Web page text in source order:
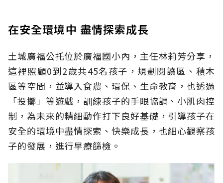
在安全環境中 盡情探索成長
土城廣福公托位於廣福國小內，主任林莉芳分享，
這裡照顧0到2歲共45名孩子，規劃閱讀區、積木
區等空間，並導入食農、環保、生命教育，也透過
「投擲」等遊戲，訓練孩子的手眼協調、小肌肉控
制，為未來的精細動作打下良好基礎，引導孩子在
安全的環境中盡情探索、快樂成長，也細心觀察孩
子的發展，進行早療篩檢。